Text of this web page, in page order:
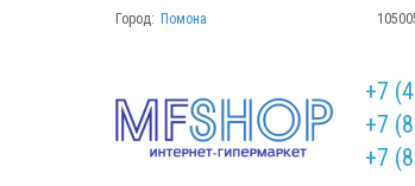
Город: Помона
+7
+7
+7